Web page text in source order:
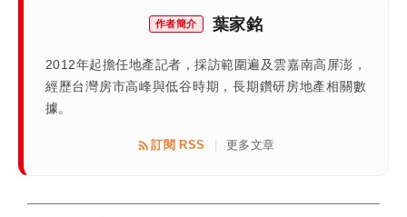
作者簡介 葉家銘
2012年起擔任地產記者，採訪範圍遍及雲嘉南高屏澎，
經歷台灣房市高峰與低谷時期，長期鑽研房地產相關數
據。
訂閱 RSS 更多文章